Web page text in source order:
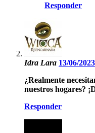
Responder
Idra Lara 13/06/
¿Realmente
nuestros hogares?
Responder